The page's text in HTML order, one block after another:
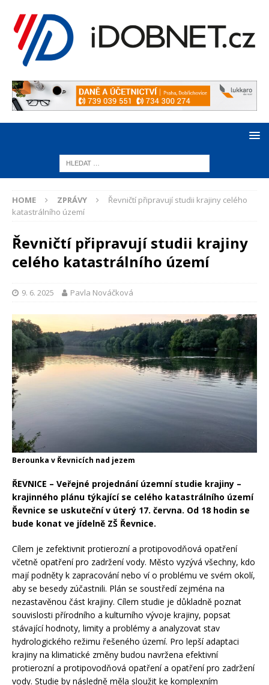
HOME ZPRÁVY
Řevničtí připravují studii krajiny celého
katastrálního území
Řevničtí připravují studii krajiny
celého katastrálního území
9. 6. 2025 Pavla Nováčková
Berounka v Řevnicích nad jezem
ŘEVNICE – Veřejné projednání územní studie krajiny –
krajinného plánu týkající se celého katastrálního území
Řevnice se uskuteční v úterý 17. června. Od 18 hodin se
bude konat ve jídelně ZŠ Řevnice.
Cílem je zefektivnit protierozní a protipovodňová opatření
včetně opatření pro zadržení vody. Město vyzývá všechny, kdo
mají podněty k zapracování nebo ví o problému ve svém okolí,
aby se besedy zúčastnili. Plán se soustředí zejména na
nezastavěnou část krajiny. Cílem studie je důkladně poznat
souvislosti přírodního a kulturního vývoje krajiny, popsat
stávající hodnoty, limity a problémy a analyzovat stav
hydrologického režimu řešeného území. Pro lepší adaptaci
krajiny na klimatické změny budou navržena efektivní
protierozní a protipovodňová opatření a opatření pro zadržení
vody. Studie by následně měla sloužit ke komplexním